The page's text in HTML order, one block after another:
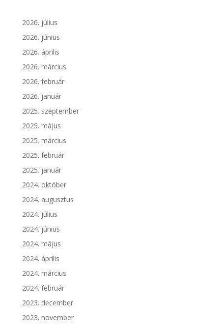
2026. július
2026. június
2026. április
2026. március
2026. február
2026. január
2025. szeptember
2025. május
2025. március
2025. február
2025. január
2024. október
2024. augusztus
2024. július
2024. június
2024. május
2024. április
2024. március
2024. február
2023. december
2023. november